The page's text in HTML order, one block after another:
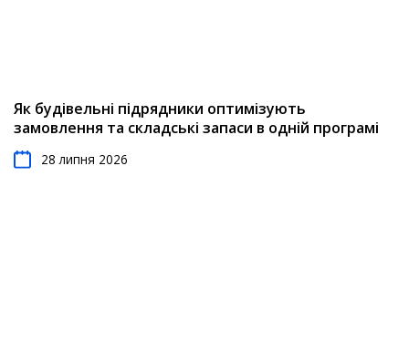
Як будівельні підрядники оптимізують
замовлення та складські запаси в одній програмі
28 липня 2026